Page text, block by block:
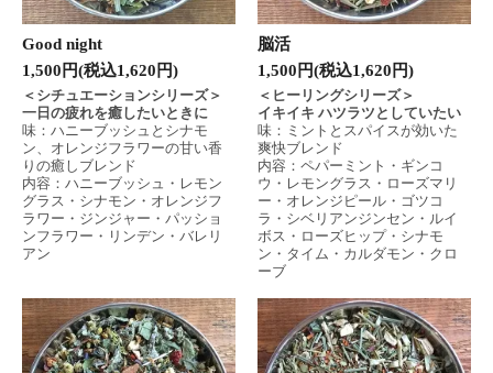
Good night
1,500円(税込1,620円)
＜シチュエーションシリーズ＞
一日の疲れを癒したいときに
味：ハニーブッシュとシナモ
ン、オレンジフラワーの甘い香
りの癒しブレンド
内容：ハニーブッシュ・レモン
グラス・シナモン・オレンジフ
ラワー・ジンジャー・パッショ
ンフラワー・リンデン・バレリ
アン
脳活
1,500円(税込1,620円)
＜ヒーリングシリーズ＞
イキイキ ハツラツとしていたい
味：ミントとスパイスが効いた
爽快ブレンド
内容：ペパーミント・ギンコ
ウ・レモングラス・ローズマリ
ー・オレンジピール・ゴツコ
ラ・シベリアンジンセン・ルイ
ボス・ローズヒップ・シナモ
ン・タイム・カルダモン・クロ
ーブ